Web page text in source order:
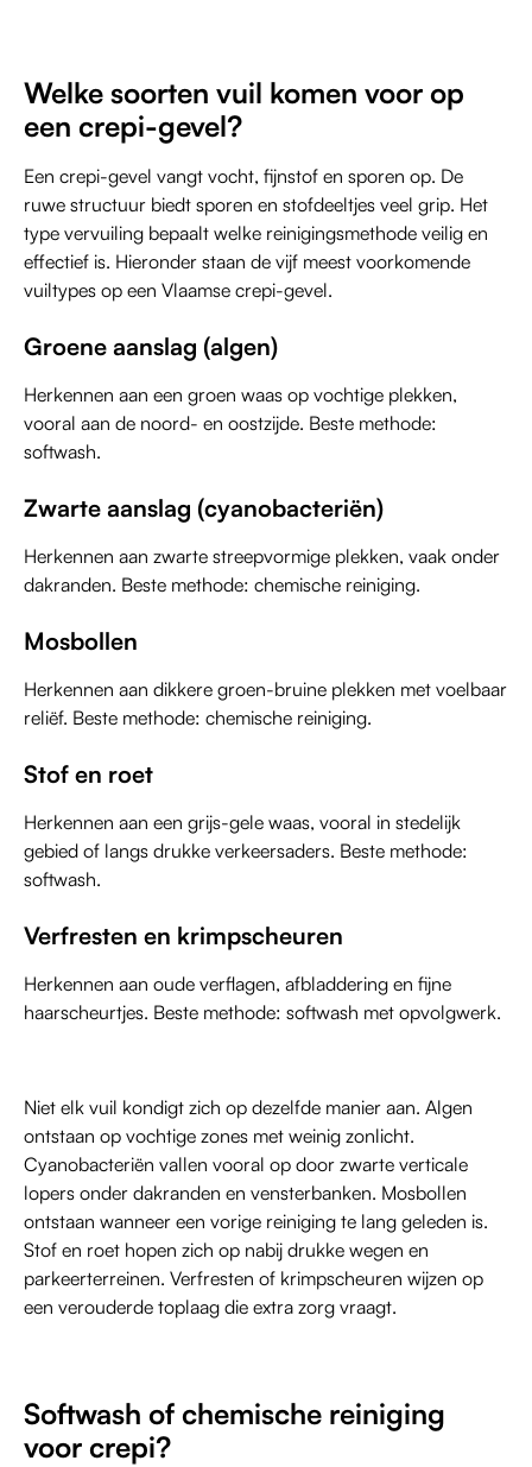
Welke soorten vuil komen voor op
een crepi-gevel?
Een crepi-gevel vangt vocht, fijnstof en sporen op. De
ruwe structuur biedt sporen en stofdeeltjes veel grip. Het
type vervuiling bepaalt welke reinigingsmethode veilig en
effectief is. Hieronder staan de vijf meest voorkomende
vuiltypes op een Vlaamse crepi-gevel.
Groene aanslag (algen)
Herkennen aan een groen waas op vochtige plekken,
vooral aan de noord- en oostzijde. Beste methode:
softwash.
Zwarte aanslag (cyanobacteriën)
Herkennen aan zwarte streepvormige plekken, vaak onder
dakranden. Beste methode: chemische reiniging.
Mosbollen
Herkennen aan dikkere groen-bruine plekken met voelbaar
reliëf. Beste methode: chemische reiniging.
Stof en roet
Herkennen aan een grijs-gele waas, vooral in stedelijk
gebied of langs drukke verkeersaders. Beste methode:
softwash.
Verfresten en krimpscheuren
Herkennen aan oude verflagen, afbladdering en fijne
haarscheurtjes. Beste methode: softwash met opvolgwerk.
Niet elk vuil kondigt zich op dezelfde manier aan. Algen
ontstaan op vochtige zones met weinig zonlicht.
Cyanobacteriën vallen vooral op door zwarte verticale
lopers onder dakranden en vensterbanken. Mosbollen
ontstaan wanneer een vorige reiniging te lang geleden is.
Stof en roet hopen zich op nabij drukke wegen en
parkeerterreinen. Verfresten of krimpscheuren wijzen op
een verouderde toplaag die extra zorg vraagt.
Softwash of chemische reiniging
voor crepi?